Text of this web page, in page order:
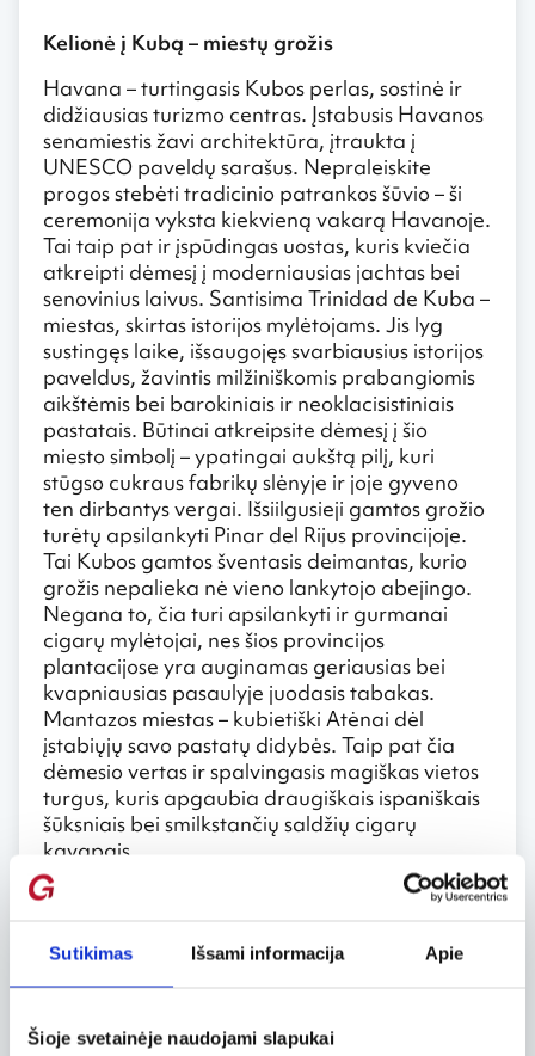
Sutikimas Išsami informacija Apie
Šioje svetainėje naudojami slapukai
Kelionė į Kubą – miestų grožis
Havana – turtingasis Kubos perlas, sostinė ir
didžiausias turizmo centras. Įstabusis Havanos
senamiestis žavi architektūra, įtraukta į
UNESCO paveldų sarašus. Nepraleiskite
progos stebėti tradicinio patrankos šūvio – ši
ceremonija vyksta kiekvieną vakarą Havanoje.
Tai taip pat ir įspūdingas uostas, kuris kviečia
atkreipti dėmesį į moderniausias jachtas bei
senovinius laivus. Santisima Trinidad de Kuba –
miestas, skirtas istorijos mylėtojams. Jis lyg
sustingęs laike, išsaugojęs svarbiausius istorijos
paveldus, žavintis milžiniškomis prabangiomis
aikštėmis bei barokiniais ir neoklacisistiniais
pastatais. Būtinai atkreipsite dėmesį į šio
miesto simbolį – ypatingai aukštą pilį, kuri
stūgso cukraus fabrikų slėnyje ir joje gyveno
ten dirbantys vergai. Išsiilgusieji gamtos grožio
turėtų apsilankyti Pinar del Rijus provincijoje.
Tai Kubos gamtos šventasis deimantas, kurio
grožis nepalieka nė vieno lankytojo abejingo.
Negana to, čia turi apsilankyti ir gurmanai
cigarų mylėtojai, nes šios provincijos
plantacijose yra auginamas geriausias bei
kvapniausias pasaulyje juodasis tabakas.
Mantazos miestas – kubietiški Atėnai dėl
įstabiųjų savo pastatų didybės. Taip pat čia
dėmesio vertas ir spalvingasis magiškas vietos
turgus, kuris apgaubia draugiškais ispaniškais
šūksniais bei smilkstančių saldžių cigarų
kavapais.
Negalima praleisti
Apsilankykite žymiuosiuose Kubos slėniuose,
ypač – Vinielėje, kuriame yra įkurtas
gyvastį gydomaisiais San Visente šaltiniais,